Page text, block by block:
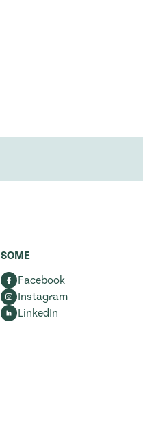
SOME
Facebook
Instagram
LinkedIn